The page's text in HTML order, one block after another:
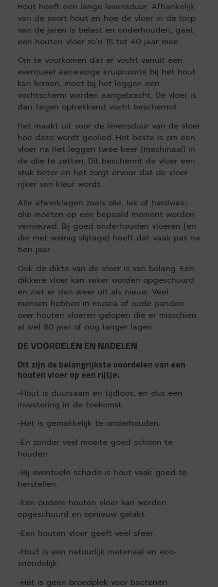
Hout heeft een lange levensduur. Afhankelijk
van de soort hout en hoe de vloer in de loop
van de jaren is belast en onderhouden, gaat
een houten vloer zo’n 15 tot 40 jaar mee.
Om te voorkomen dat er vocht vanuit een
eventueel aanwezige kruipruimte bij het hout
kan komen, moet bij het leggen een
vochtscherm worden aangebracht. De vloer is
dan tegen optrekkend vocht beschermd.
Het maakt uit voor de levensduur van de vloer
hoe deze wordt geolied. Het beste is om een
vloer na het leggen twee keer (machinaal) in
de olie te zetten. Dit beschermt de vloer een
stuk beter en het zorgt ervoor dat de vloer
rijker van kleur wordt.
Alle afwerklagen zoals olie, lak of hardwax-
olie moeten op een bepaald moment worden
vernieuwd. Bij goed onderhouden vloeren (en
die met weinig slijtage) hoeft dat vaak pas na
tien jaar.
Ook de dikte van de vloer is van belang. Een
dikkere vloer kan vaker worden opgeschuurd
en ziet er dan weer uit als nieuw. Veel
mensen hebben in musea of oude panden
over houten vloeren gelopen die er misschien
al wel 80 jaar of nog langer lagen.
DE VOORDELEN EN NADELEN
Dit zijn de belangrijkste voordelen van een
houten vloer op een rijtje:
-Hout is duurzaam en tijdloos, en dus een
investering in de toekomst.
-Het is gemakkelijk te onderhouden.
-En zonder veel moeite goed schoon te
houden.
-Bij eventuele schade is hout vaak goed te
herstellen.
-Een oudere houten vloer kan worden
opgeschuurd en opnieuw gelakt.
-Een houten vloer geeft veel sfeer.
-Hout is een natuurlijk materiaal en eco-
vriendelijk.
-Het is geen broedplek voor bacteriën.